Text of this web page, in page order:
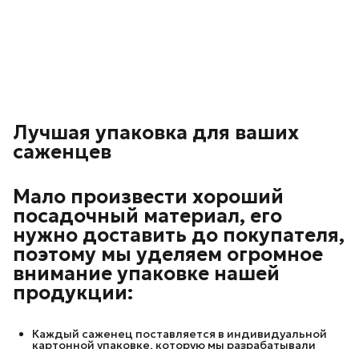
Лучшая упаковка для ваших
саженцев
Мало произвести хороший
посадочный материал, его
нужно доставить до покупателя,
поэтому мы уделяем огромное
внимание упаковке нашей
продукции:
Каждый саженец поставляется в индивидуальной
картонной упаковке, которую мы разрабатывали